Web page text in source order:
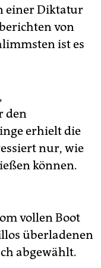
einer Diktatur
von
ist es
den
erhielt die
nur, wie
können.
vollen Boot
überladenen
abgewählt.